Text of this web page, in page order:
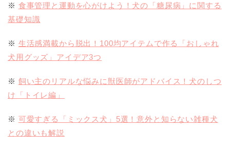
※ 食事管理と運動を心がけよう！犬の「糖尿病」に関する
基礎知識
※ 生活感満載から脱出！100均アイテムで作る「おしゃれ
犬用グッズ」アイデア3つ
※ 飼い主のリアルな悩みに獣医師がアドバイス！犬のしつ
け「トイレ編」
※ 可愛すぎる「ミックス犬」5選！意外と知らない雑種犬
との違いも解説